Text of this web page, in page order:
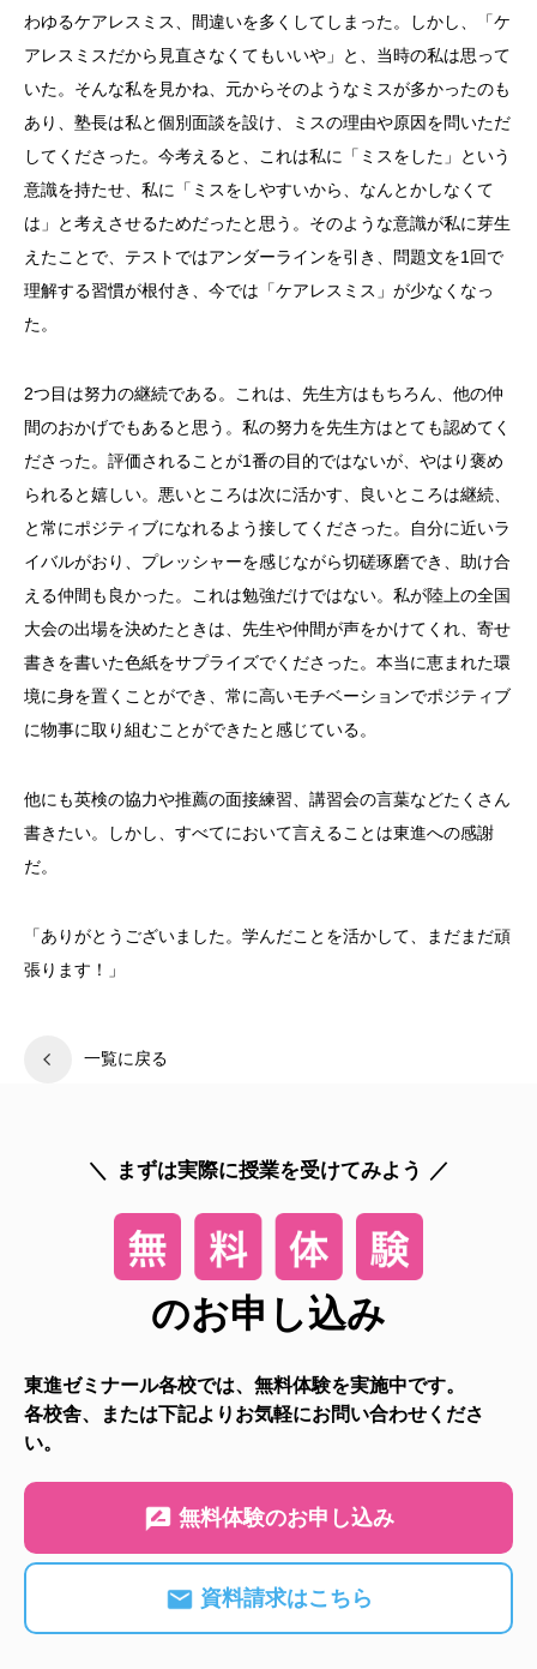
わゆるケアレスミス、間違いを多くしてしまった。しかし、「ケ
アレスミスだから見直さなくてもいいや」と、当時の私は思って
いた。そんな私を見かね、元からそのようなミスが多かったのも
あり、塾長は私と個別面談を設け、ミスの理由や原因を問いただ
してくださった。今考えると、これは私に「ミスをした」という
意識を持たせ、私に「ミスをしやすいから、なんとかしなくて
は」と考えさせるためだったと思う。そのような意識が私に芽生
えたことで、テストではアンダーラインを引き、問題文を1回で
理解する習慣が根付き、今では「ケアレスミス」が少なくなっ
た。
2つ目は努力の継続である。これは、先生方はもちろん、他の仲
間のおかげでもあると思う。私の努力を先生方はとても認めてく
ださった。評価されることが1番の目的ではないが、やはり褒め
られると嬉しい。悪いところは次に活かす、良いところは継続、
と常にポジティブになれるよう接してくださった。自分に近いラ
イバルがおり、プレッシャーを感じながら切磋琢磨でき、助け合
える仲間も良かった。これは勉強だけではない。私が陸上の全国
大会の出場を決めたときは、先生や仲間が声をかけてくれ、寄せ
書きを書いた色紙をサプライズでくださった。本当に恵まれた環
境に身を置くことができ、常に高いモチベーションでポジティブ
に物事に取り組むことができたと感じている。
他にも英検の協力や推薦の面接練習、講習会の言葉などたくさん
書きたい。しかし、すべてにおいて言えることは東進への感謝
だ。
「ありがとうございました。学んだことを活かして、まだまだ頑
張ります！」
一覧に戻る
まずは実際に授業を受けてみよう
のお申し込み
東進ゼミナール各校では、無料体験を実施中です。
各校舎、または下記よりお気軽にお問い合わせくださ
い。
無料体験のお申し込み
資料請求はこちら